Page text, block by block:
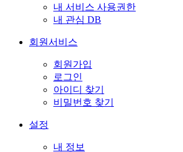
내 서비스 사용권한
내 관심 DB
회원서비스
회원가입
로그인
아이디 찾기
비밀번호 찾기
설정
내 정보